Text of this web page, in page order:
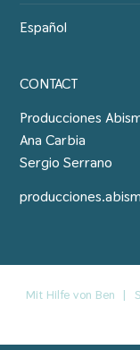
Español
CONTACT
Producciones
Ana Carbia
Sergio Serrano
Mit Hilfe von Ben |